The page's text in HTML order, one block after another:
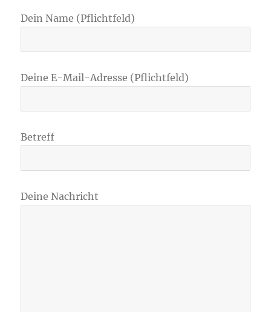
Dein Name (Pflichtfeld)
Deine E-Mail-Adresse (Pflichtfeld)
Betreff
Deine Nachricht